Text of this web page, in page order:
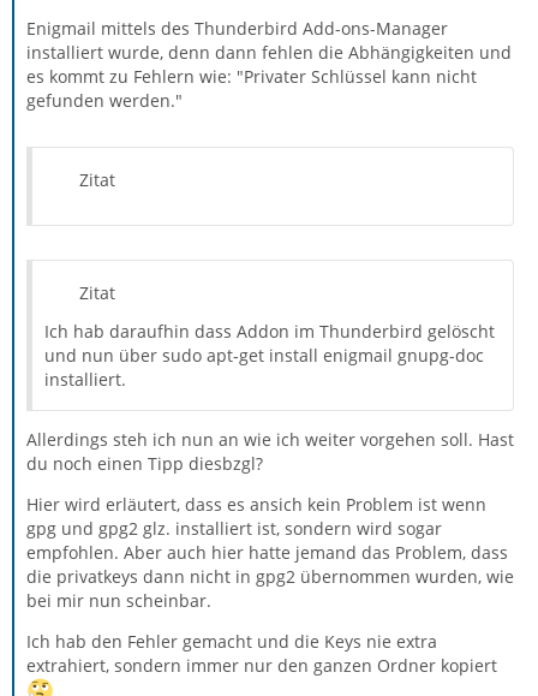
Enigmail mittels des Thunderbird Add-ons-Manager
installiert wurde, denn dann fehlen die Abhängigkeiten und
es kommt zu Fehlern wie: "Privater Schlüssel kann nicht
gefunden werden."
Zitat
Zitat
Ich hab daraufhin dass Addon im Thunderbird gelöscht
und nun über sudo apt-get install enigmail gnupg-doc
installiert.
Allerdings steh ich nun an wie ich weiter vorgehen soll. Hast
du noch einen Tipp diesbzgl?
Hier wird erläutert, dass es ansich kein Problem ist wenn
gpg und gpg2 glz. installiert ist, sondern wird sogar
empfohlen. Aber auch hier hatte jemand das Problem, dass
die privatkeys dann nicht in gpg2 übernommen wurden, wie
bei mir nun scheinbar.
Ich hab den Fehler gemacht und die Keys nie extra
extrahiert, sondern immer nur den ganzen Ordner kopiert